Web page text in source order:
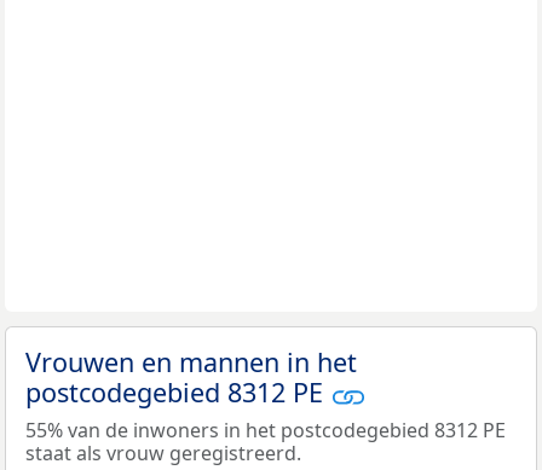
Vrouwen en mannen in het
postcodegebied 8312 PE
55% van de inwoners in het postcodegebied 8312 PE
staat als vrouw geregistreerd.